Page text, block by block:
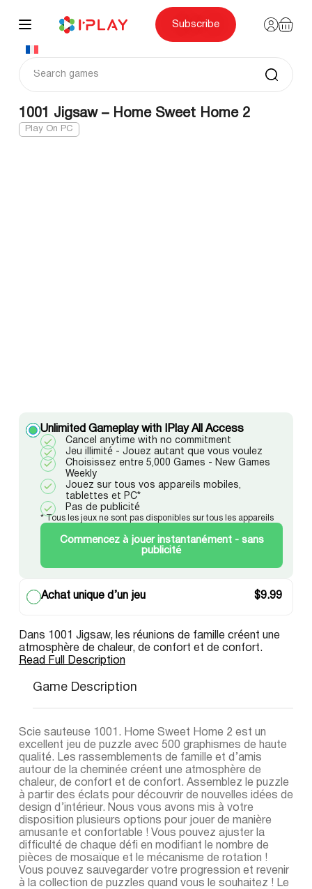
content
Subscribe
1001 Jigsaw – Home Sweet Home 2
Play On PC
Unlimited Gameplay with IPlay All Access
Cancel anytime with no commitment
Jeu illimité - Jouez autant que vous voulez
Choisissez entre 5,000 Games - New Games
Weekly
Jouez sur tous vos appareils mobiles,
tablettes et PC*
Pas de publicité
* Tous les jeux ne sont pas disponibles sur tous les appareils
Commencez à jouer instantanément - sans
publicité
Achat unique d’un jeu $9.99
Dans 1001 Jigsaw, les réunions de famille créent une
atmosphère de chaleur, de confort et de confort.
Read Full Description
Game Description
Scie sauteuse 1001. Home Sweet Home 2 est un
excellent jeu de puzzle avec 500 graphismes de haute
qualité. Les rassemblements de famille et d’amis
autour de la cheminée créent une atmosphère de
chaleur, de confort et de confort. Assemblez le puzzle
à partir des éclats pour découvrir de nouvelles idées de
design d’intérieur. Nous vous avons mis à votre
disposition plusieurs options pour jouer de manière
amusante et confortable ! Vous pouvez ajuster la
difficulté de chaque défi en modifiant le nombre de
pièces de mosaïque et le mécanisme de rotation !
Vous pouvez sauvegarder votre progression et revenir
à la collection de puzzles quand vous le souhaitez ! Le